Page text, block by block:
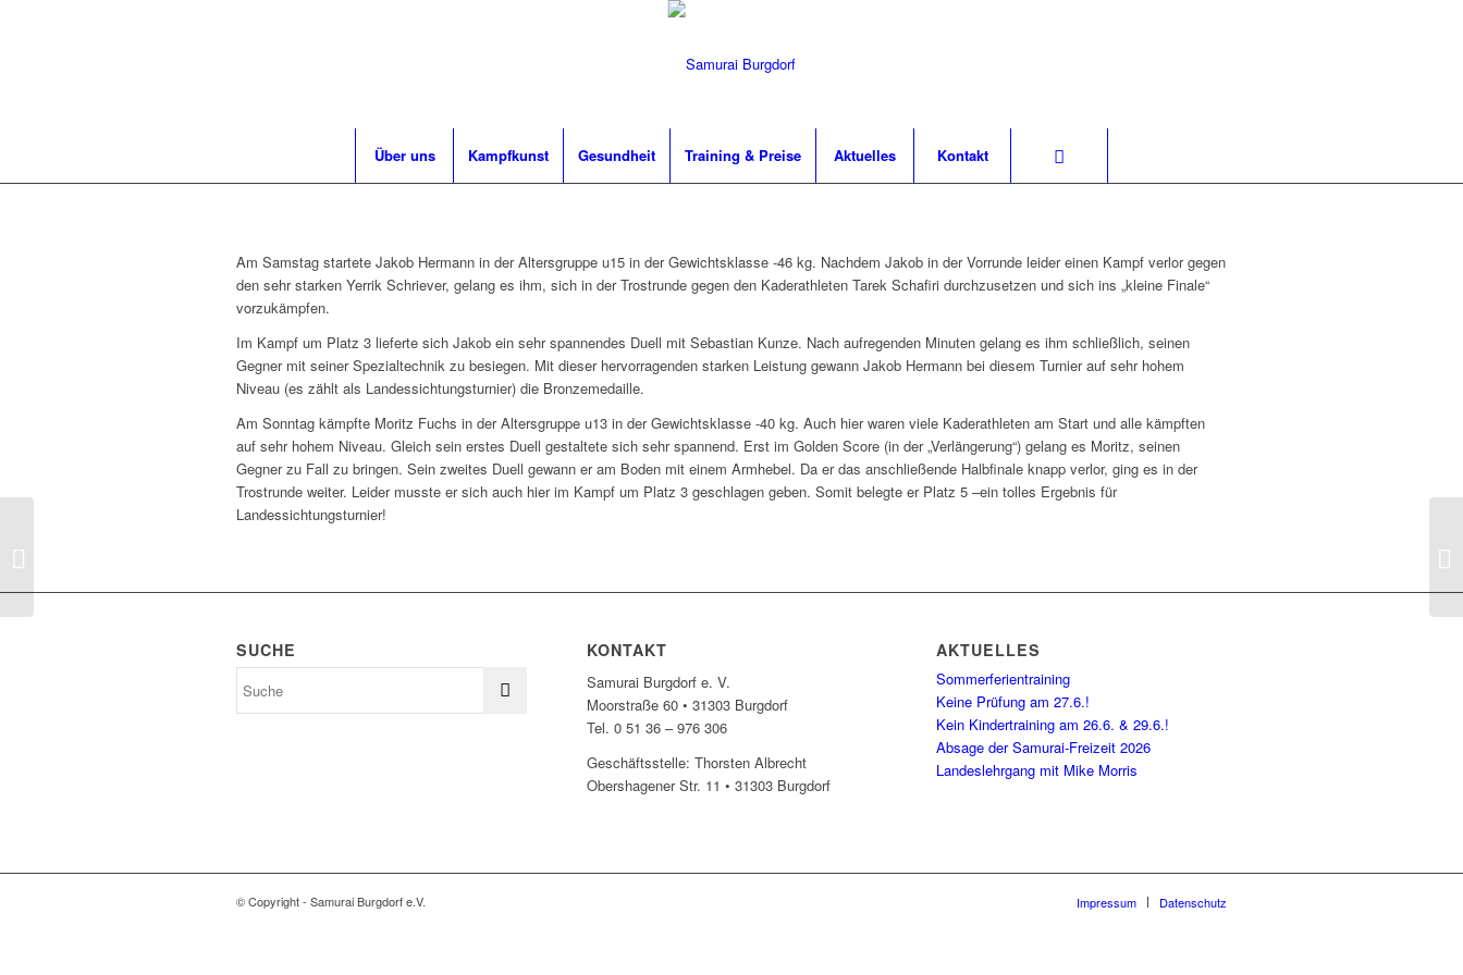
Über uns Kampfkunst Gesundheit Training & Preise Aktuelles Kontakt
Am Samstag startete Jakob Hermann in der Altersgruppe u15 in der Gewichtsklasse -46 kg. Nachdem Jakob in der Vorrunde leider einen Kampf verlor gegen
den sehr starken Yerrik Schriever, gelang es ihm, sich in der Trostrunde gegen den Kaderathleten Tarek Schafiri durchzusetzen und sich ins „kleine Finale“
vorzukämpfen.
Im Kampf um Platz 3 lieferte sich Jakob ein sehr spannendes Duell mit Sebastian Kunze. Nach aufregenden Minuten gelang es ihm schließlich, seinen
Gegner mit seiner Spezialtechnik zu besiegen. Mit dieser hervorragenden starken Leistung gewann Jakob Hermann bei diesem Turnier auf sehr hohem
Niveau (es zählt als Landessichtungsturnier) die Bronzemedaille.
Am Sonntag kämpfte Moritz Fuchs in der Altersgruppe u13 in der Gewichtsklasse -40 kg. Auch hier waren viele Kaderathleten am Start und alle kämpften
auf sehr hohem Niveau. Gleich sein erstes Duell gestaltete sich sehr spannend. Erst im Golden Score (in der „Verlängerung“) gelang es Moritz, seinen
Gegner zu Fall zu bringen. Sein zweites Duell gewann er am Boden mit einem Armhebel. Da er das anschließende Halbfinale knapp verlor, ging es in der
Trostrunde weiter. Leider musste er sich auch hier im Kampf um Platz 3 geschlagen geben. Somit belegte er Platz 5 –ein tolles Ergebnis für
Landessichtungsturnier!
SUCHE KONTAKT
Samurai Burgdorf e. V.
Moorstraße 60 • 31303 Burgdorf
Tel. 0 51 36 – 976 306
Geschäftsstelle: Thorsten Albrecht
Obershagener Str. 11 • 31303 Burgdorf
AKTUELLES
Sommerferientraining
Keine Prüfung am 27.6.!
Kein Kindertraining am 26.6. & 29.6.!
Absage der Samurai-Freizeit 2026
Landeslehrgang mit Mike Morris
© Copyright - Samurai Burgdorf e.V. Impressum Datenschutz